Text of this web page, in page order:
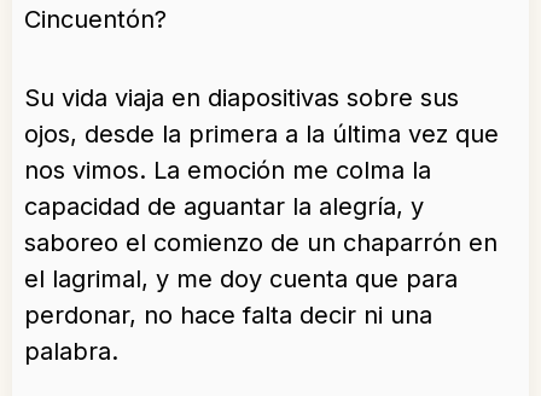
Cincuentón?
Su vida viaja en diapositivas sobre sus
ojos, desde la primera a la última vez que
nos vimos. La emoción me colma la
capacidad de aguantar la alegría, y
saboreo el comienzo de un chaparrón en
el lagrimal, y me doy cuenta que para
perdonar, no hace falta decir ni una
palabra.